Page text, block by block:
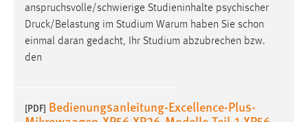
anspruchsvolle/schwierige Studieninhalte psychischer
Druck/Belastung im Studium Warum haben Sie schon
einmal daran gedacht, Ihr Studium abzubrechen bzw.
den
[PDF] Bedienungsanleitung-Excellence-Plus-